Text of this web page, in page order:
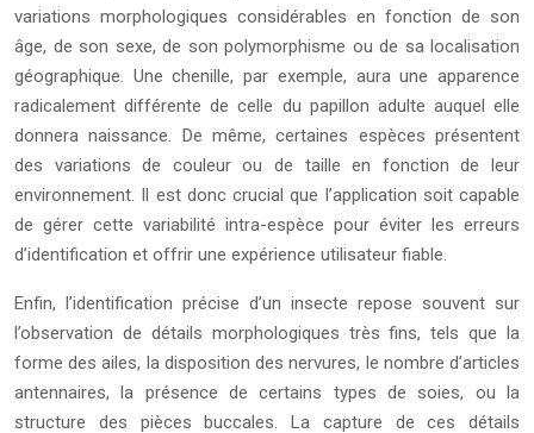
variations morphologiques considérables en fonction de son
âge, de son sexe, de son polymorphisme ou de sa localisation
géographique. Une chenille, par exemple, aura une apparence
radicalement différente de celle du papillon adulte auquel elle
donnera naissance. De même, certaines espèces présentent
des variations de couleur ou de taille en fonction de leur
environnement. Il est donc crucial que l’application soit capable
de gérer cette variabilité intra-espèce pour éviter les erreurs
d’identification et offrir une expérience utilisateur fiable.
Enfin, l’identification précise d’un insecte repose souvent sur
l’observation de détails morphologiques très fins, tels que la
forme des ailes, la disposition des nervures, le nombre d’articles
antennaires, la présence de certains types de soies, ou la
structure des pièces buccales. La capture de ces détails